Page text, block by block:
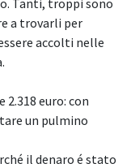
Tanti, troppi sono
a trovarli per
accolti nelle
euro: con
un pulmino
il denaro é stato